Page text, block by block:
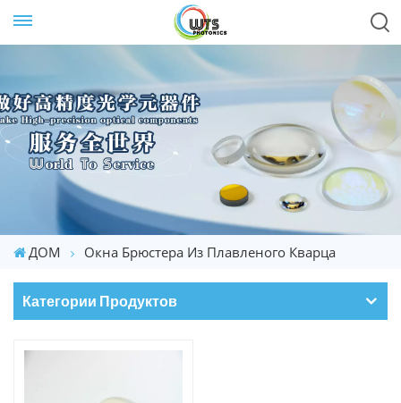
ДОМ Окна Брюстера Из Плавленого Кварца
Категории Продуктов